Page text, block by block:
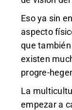
Eso ya sin
aspecto
que
existen
progre-
La
empezar a